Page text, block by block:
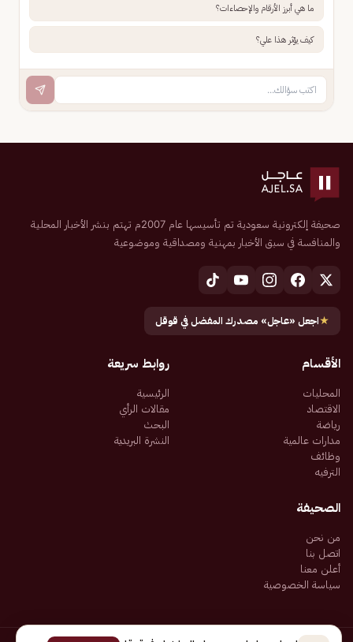
ما هي أبرز الأرقام والإحصاءات؟
كيف يؤثر هذا علي؟
صحيفة إلكترونية سعودية تم تأسيسها عام 2007م تهتم بنشر الأخبار المحلية
والمنافسة في سبق الأخبار بمهنية ومصداقية وموضوعية
★اجعل «عاجل» مصدرك المفضل في قوقل
الأقسام
المحليات
الاقتصاد
رياضة
مدارات عالمية
وظائف
الترفيه
روابط سريعة
الرئيسية
مقالات الرأي
البحث
النشرة البريدية
الصحيفة
من نحن
اتصل بنا
أعلن معنا
سياسة الخصوصية